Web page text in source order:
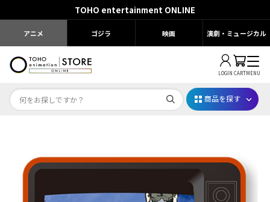
TOHO entertainment ONLINE
アニメ ゴジラ 映画 演劇・ミュージカル
LOGIN CARTMENU
映画ちいかわ
じゅじゅフェス 2026
商品を探す